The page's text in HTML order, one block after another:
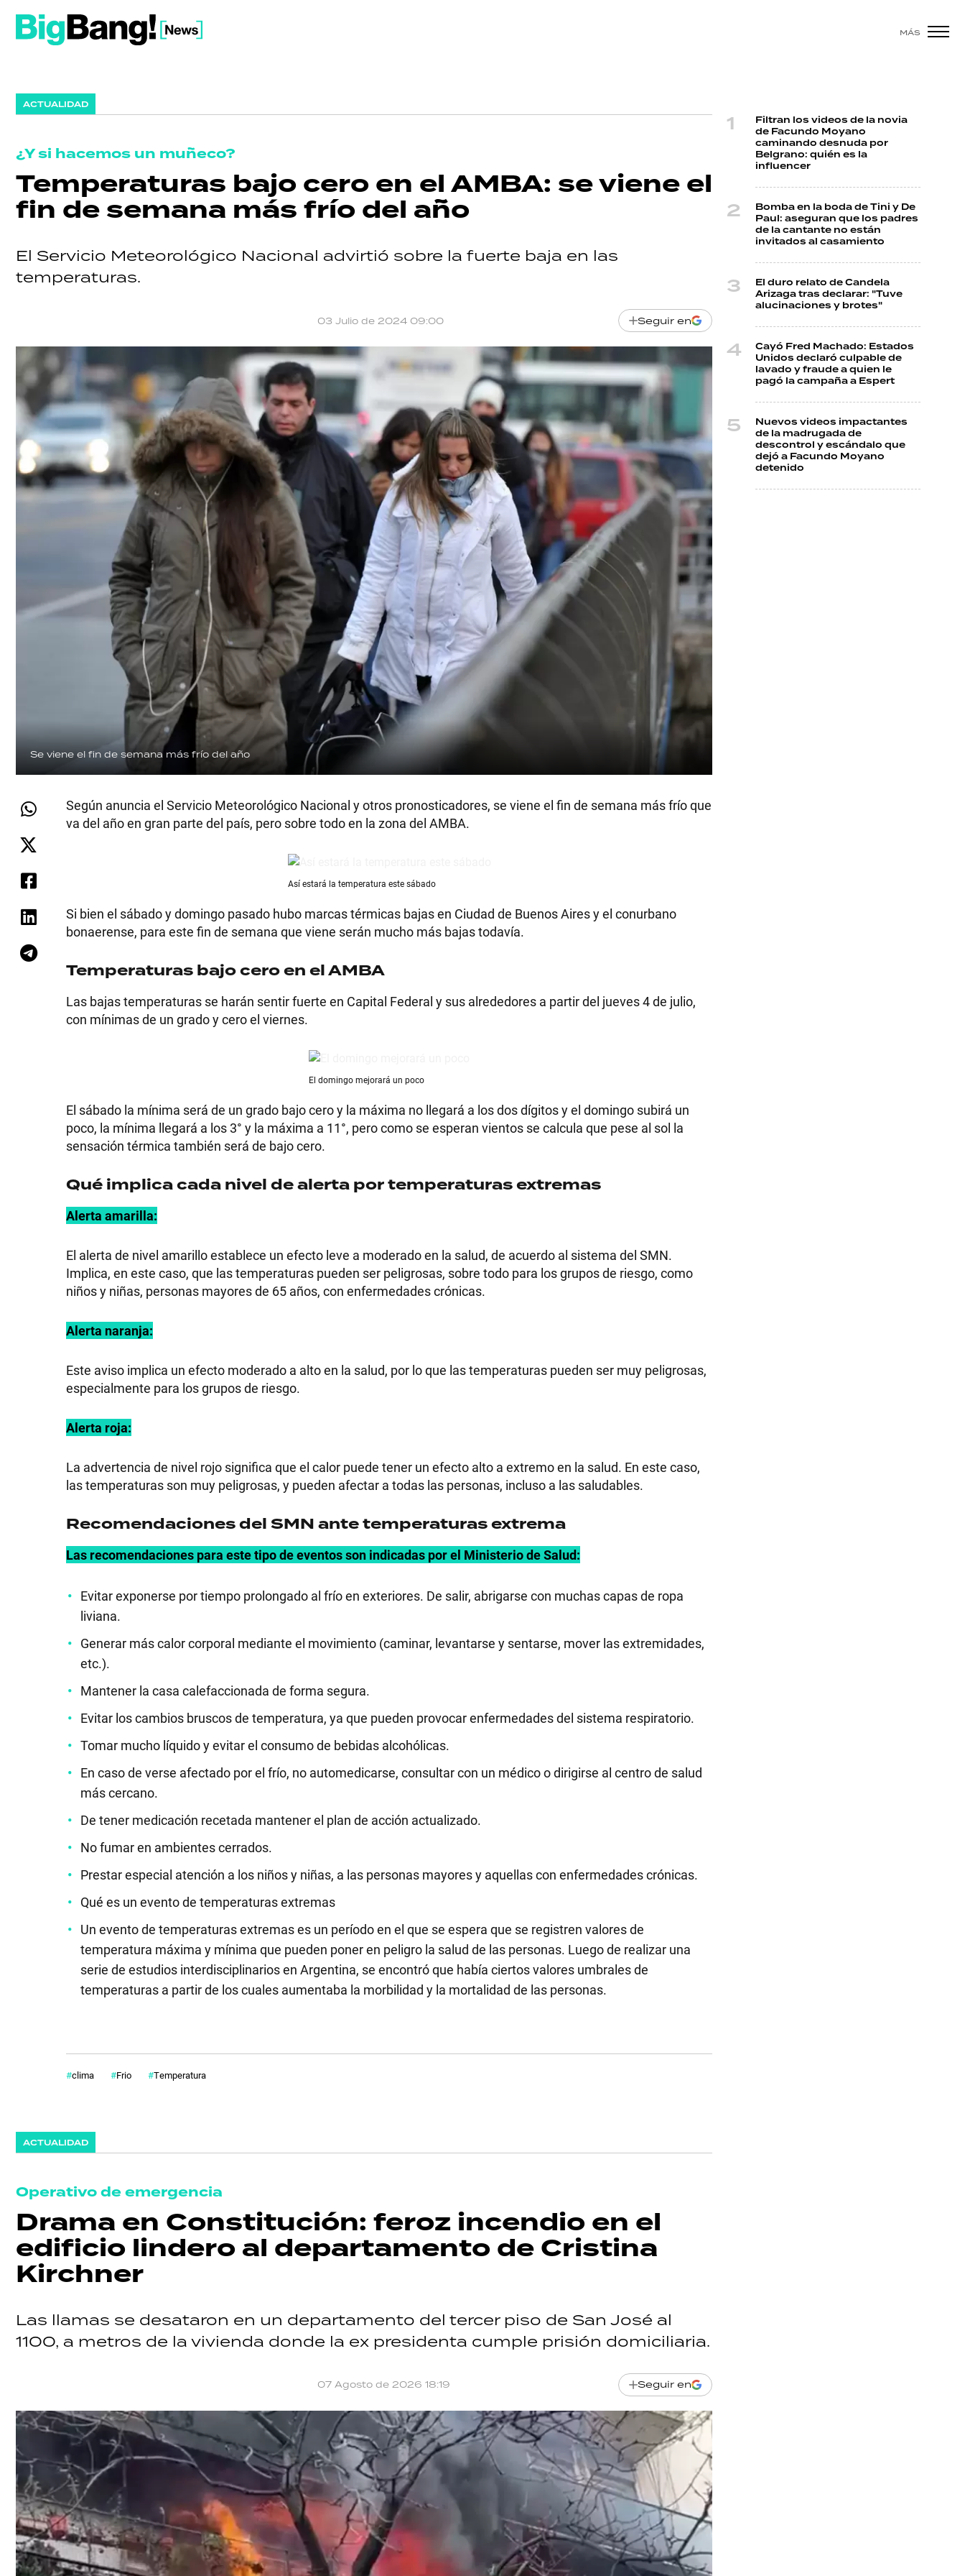
MÁS
ACTUALIDAD
¿Y si hacemos un muñeco?
Temperaturas bajo cero en el AMBA: se viene el
fin de semana más frío del año
El Servicio Meteorológico Nacional advirtió sobre la fuerte baja en las
temperaturas.
03 Julio de 2024 09:00 Seguir en
Se viene el fin de semana más frío del año
Según anuncia el Servicio Meteorológico Nacional y otros pronosticadores, se viene el fin de semana más frío que
va del año en gran parte del país, pero sobre todo en la zona del AMBA.
Así estará la temperatura este sábado
Si bien el sábado y domingo pasado hubo marcas térmicas bajas en Ciudad de Buenos Aires y el conurbano
bonaerense, para este fin de semana que viene serán mucho más bajas todavía.
Temperaturas bajo cero en el AMBA
Las bajas temperaturas se harán sentir fuerte en Capital Federal y sus alrededores a partir del jueves 4 de julio,
con mínimas de un grado y cero el viernes.
El domingo mejorará un poco
El sábado la mínima será de un grado bajo cero y la máxima no llegará a los dos dígitos y el domingo subirá un
poco, la mínima llegará a los 3° y la máxima a 11°, pero como se esperan vientos se calcula que pese al sol la
sensación térmica también será de bajo cero.
Qué implica cada nivel de alerta por temperaturas extremas
Alerta amarilla:
El alerta de nivel amarillo establece un efecto leve a moderado en la salud, de acuerdo al sistema del SMN.
Implica, en este caso, que las temperaturas pueden ser peligrosas, sobre todo para los grupos de riesgo, como
niños y niñas, personas mayores de 65 años, con enfermedades crónicas.
Alerta naranja:
Este aviso implica un efecto moderado a alto en la salud, por lo que las temperaturas pueden ser muy peligrosas,
especialmente para los grupos de riesgo.
Alerta roja:
La advertencia de nivel rojo significa que el calor puede tener un efecto alto a extremo en la salud. En este caso,
las temperaturas son muy peligrosas, y pueden afectar a todas las personas, incluso a las saludables.
Recomendaciones del SMN ante temperaturas extrema
Las recomendaciones para este tipo de eventos son indicadas por el Ministerio de Salud:
Evitar exponerse por tiempo prolongado al frío en exteriores. De salir, abrigarse con muchas capas de ropa
liviana.
Generar más calor corporal mediante el movimiento (caminar, levantarse y sentarse, mover las extremidades,
etc.).
Mantener la casa calefaccionada de forma segura.
Evitar los cambios bruscos de temperatura, ya que pueden provocar enfermedades del sistema respiratorio.
Tomar mucho líquido y evitar el consumo de bebidas alcohólicas.
En caso de verse afectado por el frío, no automedicarse, consultar con un médico o dirigirse al centro de salud
más cercano.
De tener medicación recetada mantener el plan de acción actualizado.
No fumar en ambientes cerrados.
Prestar especial atención a los niños y niñas, a las personas mayores y aquellas con enfermedades crónicas.
Qué es un evento de temperaturas extremas
Un evento de temperaturas extremas es un período en el que se espera que se registren valores de
temperatura máxima y mínima que pueden poner en peligro la salud de las personas. Luego de realizar una
serie de estudios interdisciplinarios en Argentina, se encontró que había ciertos valores umbrales de
temperaturas a partir de los cuales aumentaba la morbilidad y la mortalidad de las personas.
clima Frio Temperatura
ACTUALIDAD
Operativo de emergencia
Drama en Constitución: feroz incendio en el
edificio lindero al departamento de Cristina
Kirchner
Las llamas se desataron en un departamento del tercer piso de San José al
1100, a metros de la vivienda donde la ex presidenta cumple prisión domiciliaria.
07 Agosto de 2026 18:19 Seguir en
Filtran los videos de la novia
de Facundo Moyano
caminando desnuda por
Belgrano: quién es la
influencer
Bomba en la boda de Tini y De
Paul: aseguran que los padres
de la cantante no están
invitados al casamiento
El duro relato de Candela
Arizaga tras declarar: "Tuve
alucinaciones y brotes"
Cayó Fred Machado: Estados
Unidos declaró culpable de
lavado y fraude a quien le
pagó la campaña a Espert
Nuevos videos impactantes
de la madrugada de
descontrol y escándalo que
dejó a Facundo Moyano
detenido
SHOW
POLÍTICA
ACTUALIDAD
POLICIALES
ECONOMÍA
GRAN
HERMANO
SALUD
DEPORTES
TECNOLOGÍA
RECETAS